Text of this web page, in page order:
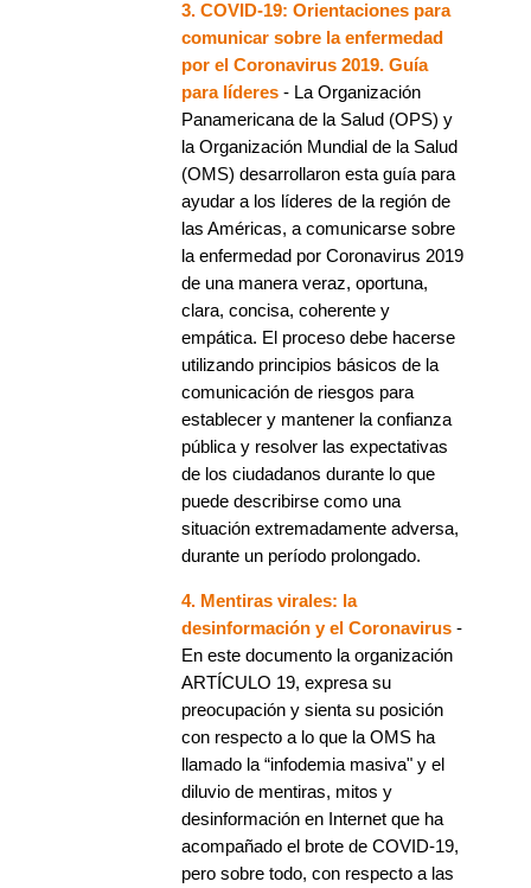
3. COVID-19: Orientaciones para
comunicar sobre la enfermedad
por el Coronavirus 2019. Guía
para líderes - La Organización
Panamericana de la Salud (OPS) y
la Organización Mundial de la Salud
(OMS) desarrollaron esta guía para
ayudar a los líderes de la región de
las Américas, a comunicarse sobre
la enfermedad por Coronavirus 2019
de una manera veraz, oportuna,
clara, concisa, coherente y
empática. El proceso debe hacerse
utilizando principios básicos de la
comunicación de riesgos para
establecer y mantener la confianza
pública y resolver las expectativas
de los ciudadanos durante lo que
puede describirse como una
situación extremadamente adversa,
durante un período prolongado.
4. Mentiras virales: la
desinformación y el Coronavirus -
En este documento la organización
ARTÍCULO 19, expresa su
preocupación y sienta su posición
con respecto a lo que la OMS ha
llamado la “infodemia masiva" y el
diluvio de mentiras, mitos y
desinformación en Internet que ha
acompañado el brote de COVID-19,
pero sobre todo, con respecto a las